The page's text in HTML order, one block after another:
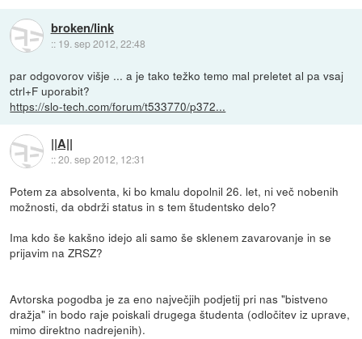
broken/link
:: 19. sep 2012, 22:48
par odgovorov višje ... a je tako težko temo mal preletet al pa vsaj
ctrl+F uporabit?
https://slo-tech.com/forum/t533770/p372...
||A||
::20. sep 2012, 12:31
Potem za absolventa, ki bo kmalu dopolnil 26. let, ni več nobenih
možnosti, da obdrži status in s tem študentsko delo?
Ima kdo še kakšno idejo ali samo še sklenem zavarovanje in se
prijavim na ZRSZ?
Avtorska pogodba je za eno največjih podjetij pri nas "bistveno
dražja" in bodo raje poiskali drugega študenta (odločitev iz uprave,
mimo direktno nadrejenih).